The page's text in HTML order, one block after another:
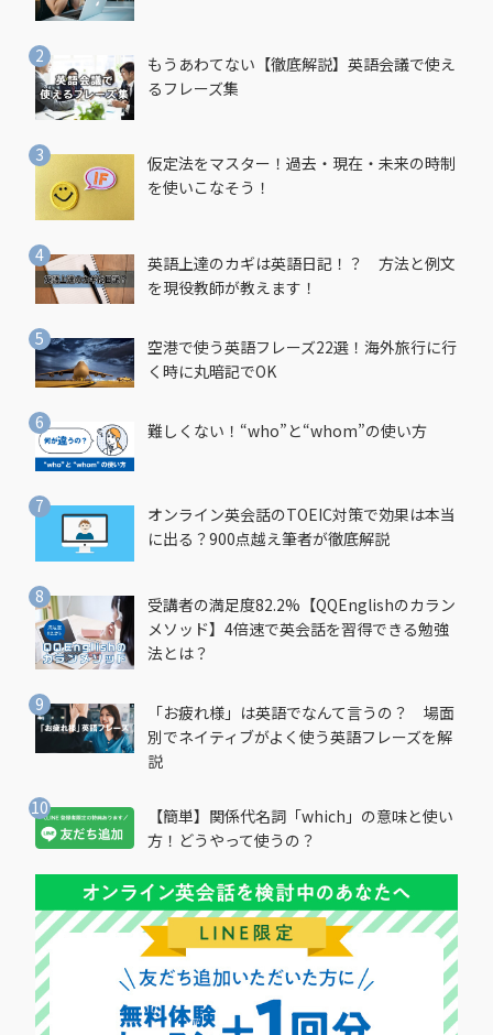
もうあわてない【徹底解説】英語会議で使え
るフレーズ集
仮定法をマスター！過去・現在・未来の時制
を使いこなそう！
英語上達のカギは英語日記！？ 方法と例文
を現役教師が教えます！
空港で使う英語フレーズ22選！海外旅行に行
く時に丸暗記でOK
難しくない！“who”と“whom”の使い方
オンライン英会話のTOEIC対策で効果は本当
に出る？900点越え筆者が徹底解説
受講者の満足度82.2%【QQEnglishのカラン
メソッド】4倍速で英会話を習得できる勉強
法とは？
「お疲れ様」は英語でなんて言うの？ 場面
別でネイティブがよく使う英語フレーズを解
説
【簡単】関係代名詞「which」の意味と使い
方！どうやって使うの？